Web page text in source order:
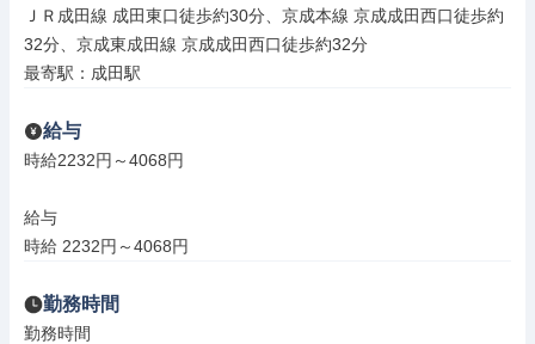
ＪＲ成田線 成田東口徒歩約30分、京成本線 京成成田西口徒歩約
32分、京成東成田線 京成成田西口徒歩約32分
最寄駅：成田駅
給与
時給2232円～4068円
給与
時給 2232円～4068円
勤務時間
勤務時間